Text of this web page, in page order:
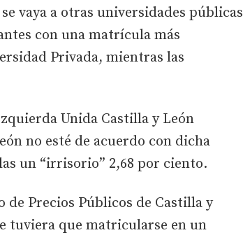
vaya a otras universidades públicas
con una matrícula más
Privada, mientras las
Unida Castilla y León
no esté de acuerdo con dicha
un “irrisorio” 2,68 por ciento.
Precios Públicos de Castilla y
tuviera que matricularse en un